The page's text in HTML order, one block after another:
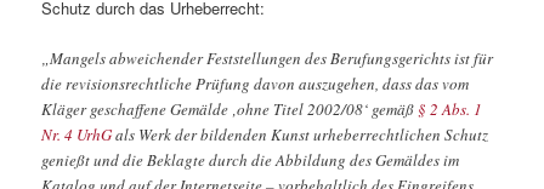
Schutz durch das Urheberrecht:
„Mangels abweichender Feststellungen des Berufungsgerichts ist für
die revisionsrechtliche Prüfung davon auszugehen, dass das vom
Kläger geschaffene Gemälde ‚ohne Titel 2002/08‘ gemäß § 2 Abs. 1
Nr. 4 UrhGals Werk der bildenden Kunst urheberrechtlichen Schutz
genießt und die Beklagte durch die Abbildung des Gemäldes im